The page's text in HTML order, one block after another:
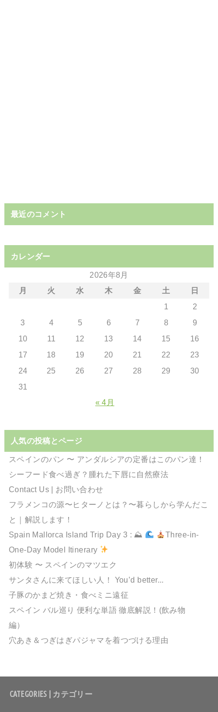
最近のコメント
カレンダー
2026年8月
月
火 水 木 金 土
日
1
2
3
4 5 6 7 8
9
10
11 12 13 14 15
16
17
18 19 20 21 22
23
24
25 26 27 28 29
30
31
« 4月
人気の投稿とページ
スペインのパン 〜 アンダルシアの定番はこのパン達！
シーフード食べ過ぎ？腫れた下唇に自然療法
Contact Us | お問い合わせ
フラメンコの源〜ヒターノとは？〜暮らしから学んだこ
と｜解説します！
Spain Mallorca Island Trip Day 3 : ⛰
Three-in-
One-Day Model Itinerary
初体験 〜 スペインのマツエク
サンタさんに来てほしい人！ You’d better...
子豚のかまど焼き・食べミニ遠征
スペイン バル巡り 便利な単語 徹底解説！(飲み物
編）
穴あき＆つぎはぎパジャマを着つづける理由
CATEGORIES | カテゴリー